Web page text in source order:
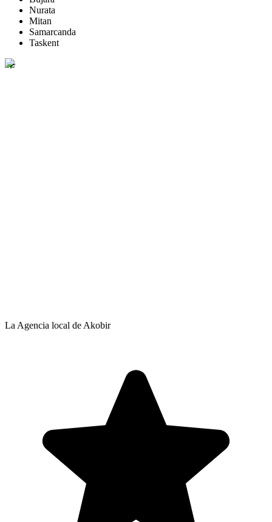
Nurata
Mitan
Samarcanda
Taskent
La Agencia local de Akobir